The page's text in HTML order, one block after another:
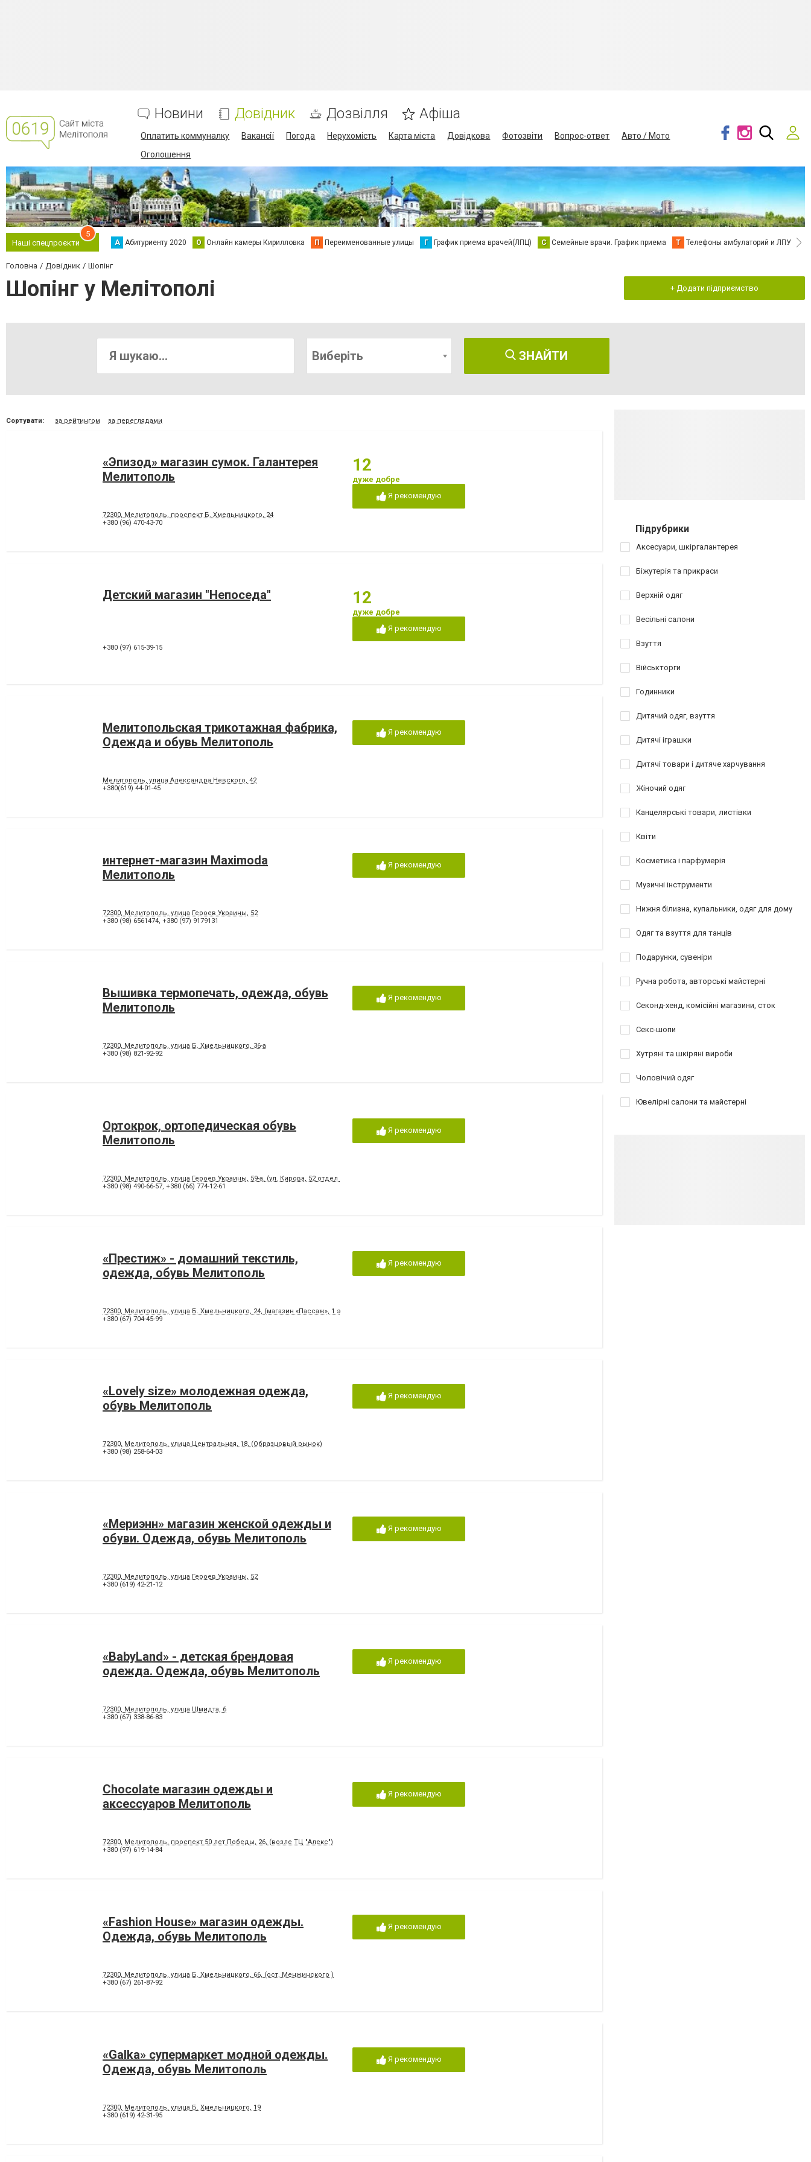
Новини Довідник Дозвілля Афіша
Оплатить коммуналку Вакансії Погода Нерухомість Карта міста Довідкова Фотозвіти Вопрос-ответ
Авто / Мото
Оголошення
Наші спецпроєкти
5
А Абитуриенту 2020 О Онлайн камеры Кирилловка П Переименованные улицы Г График приема врачей(ЛПЦ) С Семейные врачи. График приема Т Телефоны амбулаторий и ЛПУ В
Головна Довідник Шопінг
Шопінг у Мелітополі + Додати підприємство
Виберіть ЗНАЙТИ
Сортувати: за рейтингом за переглядами
«Эпизод» магазин сумок. Галантерея
Мелитополь
72300, Мелитополь, проспект Б. Хмельницкого, 24
+380 (96) 470-43-70
12
дуже добре
Я рекомендую
Детский магазин "Непоседа"
+380 (97) 615-39-15
12
дуже добре
Я рекомендую
Мелитопольская трикотажная фабрика,
Одежда и обувь Мелитополь
Мелитополь, улица Александра Невского, 42
+380(619) 44-01-45
Я рекомендую
интернет-магазин Maximoda
Мелитополь
72300, Мелитополь, улица Героев Украины, 52
+380 (98) 6561474, +380 (97) 9179131
Я рекомендую
Вышивка термопечать, одежда, обувь
Мелитополь
72300, Мелитополь, улица Б. Хмельницкого, 36-а
+380 (98) 821-92-92
Я рекомендую
Ортокрок, ортопедическая обувь
Мелитополь
72300, Мелитополь, улица Героев Украины, 59-а, (ул. Кирова, 52 отдел в Оптике)
+380 (98) 490-66-57, +380 (66) 774-12-61
Я рекомендую
«Престиж» - домашний текстиль,
одежда, обувь Мелитополь
72300, Мелитополь, улица Б. Хмельницкого, 24, (магазин «Пассаж», 1 этаж)
+380 (67) 704-45-99
Я рекомендую
«Lovely size» молодежная одежда,
обувь Мелитополь
72300, Мелитополь, улица Центральная, 18, (Образцовый рынок)
+380 (98) 258-64-03
Я рекомендую
«Мериэнн» магазин женской одежды и
обуви. Одежда, обувь Мелитополь
72300, Мелитополь, улица Героев Украины, 52
+380 (619) 42-21-12
Я рекомендую
«BabyLand» - детская брендовая
одежда. Одежда, обувь Мелитополь
72300, Мелитополь, улица Шмидта, 6
+380 (67) 338-86-83
Я рекомендую
Chocolate магазин одежды и
аксессуаров Мелитополь
72300, Мелитополь, проспект 50 лет Победы, 26, (возле ТЦ "Алекс")
+380 (97) 619-14-84
Я рекомендую
«Fashion House» магазин одежды.
Одежда, обувь Мелитополь
72300, Мелитополь, улица Б. Хмельницкого, 66, (ост. Менжинского )
+380 (67) 261-87-92
Я рекомендую
«Galka» супермаркет модной одежды.
Одежда, обувь Мелитополь
72300, Мелитополь, улица Б. Хмельницкого, 19
+380 (619) 42-31-95
Я рекомендую
Підрубрики
Аксесуари, шкіргалантерея
Біжутерія та прикраси
Верхній одяг
Весільні салони
Взуття
Військторги
Годинники
Дитячий одяг, взуття
Дитячі іграшки
Дитячі товари і дитяче харчування
Жіночий одяг
Канцелярські товари, листівки
Квіти
Косметика і парфумерія
Музичні інструменти
Нижня білизна, купальники, одяг для дому
Одяг та взуття для танців
Подарунки, сувеніри
Ручна робота, авторські майстерні
Секонд-хенд, комісійні магазини, сток
Секс-шопи
Хутряні та шкіряні вироби
Чоловічий одяг
Ювелірні салони та майстерні